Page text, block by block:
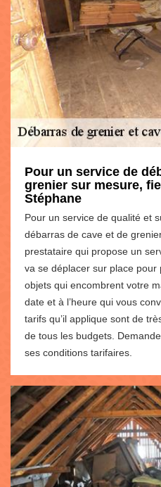
Pour un service de
grenier sur mesure,
Stéphane
Pour un service de qualité et
débarras de cave et de
prestataire qui propose un
va se déplacer sur place pour
objets qui encombrent votre
date et à l’heure qui vous
tarifs qu’il applique sont de
de tous les budgets.
ses conditions tarifaires.